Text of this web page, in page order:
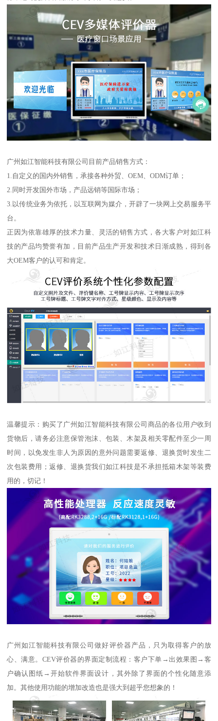
广州如江智能科技有限公司目前产品销售方式：
1.自定义的国内外销售，承接各种外贸、OEM、ODM订单；
2.同时开发国外市场，产品远销等国际市场；
3.以传统业务为依托，以互联网为媒介，开辟了一块网上交易服务平
台。
正因为依靠雄厚的技术力量、灵活的销售方式，各大客户对如江科
技的产品均赞誉有加，目前产品生产开发和技术日渐成熟，得到各
大OEM客户的认可和肯定。
温馨提示：购买了广州如江智能科技有限公司商品的各位用户收到
货物后，请务必注意保管泡沫、包装、木架及相关零配件至少一周
时间，以免发生非人为原因的意外问题需要返修、退换货时发生二
次包装费用；返修、退换货我们如江科技是不承担抵箱木架等装费
用的，切记！
广州如江智能科技有限公司做好评价器产品，只为取得客户的放
心、满意。CEV评价器的界面定制流程：客户下单→出效果图→客
户确认图纸→开始软件界面设计，其外除了界面的个性化随意添
加。其他使用功能的增加改造也是强大到超乎您想象的！